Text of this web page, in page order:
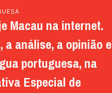
Macau na internet.
a análise, a opinião e
portuguesa, na
Especial de